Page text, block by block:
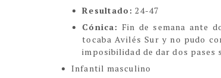
Resultado: 24-47
Cónica: Fin de semana ante
tocaba Avilés Sur y no pudo
imposibilidad de dar dos
Infantil masculino